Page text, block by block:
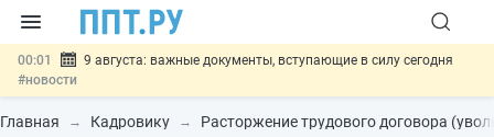
00:01
9 августа: важные документы, вступающие в силу сегодня
#новости
07.08 Подписан закон о блокировке продажи опасных товаров через
«Честный знак»#новости
Главная Кадровику Расторжение трудового договора